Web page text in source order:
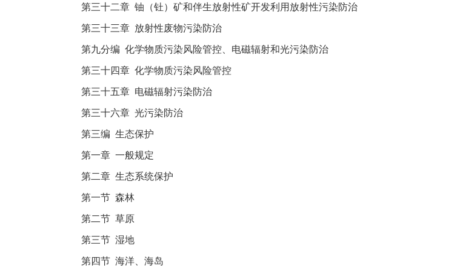
第三十二章 铀（钍）矿和伴生放射性矿开发利用放射性污染防治
第三十三章 放射性废物污染防治
第九分编 化学物质污染风险管控、电磁辐射和光污染防治
第三十四章 化学物质污染风险管控
第三十五章 电磁辐射污染防治
第三十六章 光污染防治
第三编 生态保护
第一章 一般规定
第二章 生态系统保护
第一节 森林
第二节 草原
第三节 湿地
第四节 海洋、海岛